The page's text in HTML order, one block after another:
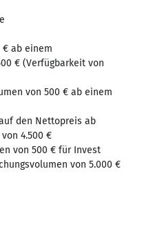
€ ab einem
€ (Verfügbarkeit von
von 500 € ab einem
den Nettopreis ab
4.500 €
von 500 € für Invest
von 5.000 €